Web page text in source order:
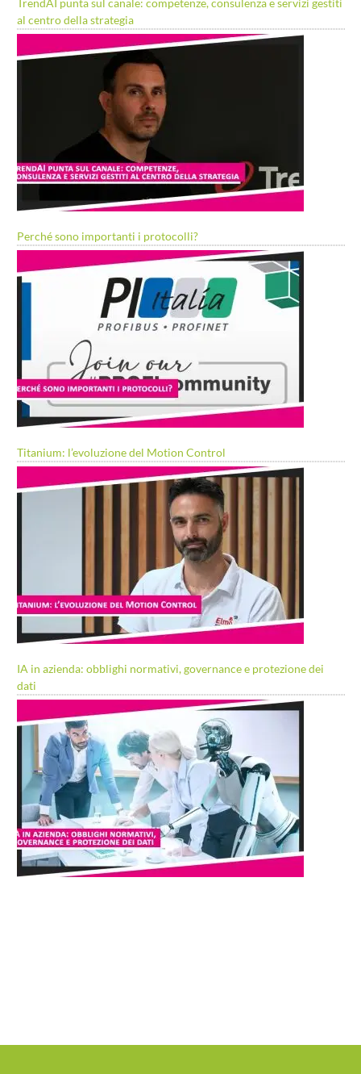
TrendAI punta sul canale: competenze, consulenza e servizi gestiti
al centro della strategia
Perché sono importanti i protocolli?
Titanium: l’evoluzione del Motion Control
IA in azienda: obblighi normativi, governance e protezione dei
dati